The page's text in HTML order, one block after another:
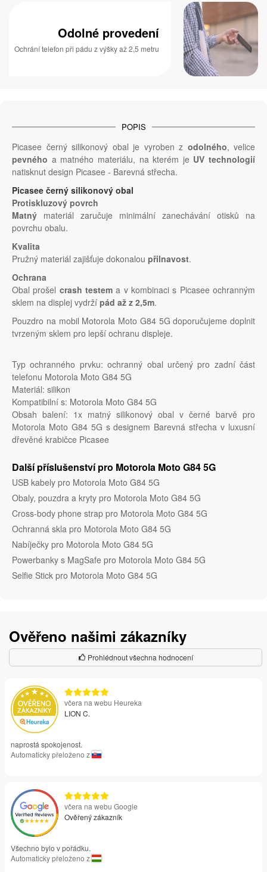
Odolné provedení
Ochrání telefon při pádu z výšky až 2,5 metru
POPIS
Picasee černý silikonový obal je vyroben z odolného, velice
pevného a matného materiálu, na kterém je UV technologií
natisknut design Picasee - Barevná střecha.
Picasee černý silikonový obal
Protiskluzový povrch
Matný materiál zaručuje minimální zanechávání otisků na
povrchu obalu.
Kvalita
Pružný materiál zajišťuje dokonalou přilnavost.
Ochrana
Obal prošel crash testem a v kombinaci s Picasee ochranným
sklem na displej vydrží pád až z 2,5m.
Pouzdro na mobil Motorola Moto G84 5G doporučujeme doplnit
tvrzeným sklem pro lepší ochranu displeje.
Typ ochranného prvku: ochranný obal určený pro zadní část
telefonu Motorola Moto G84 5G
Materiál: silikon
Kompatibilní s: Motorola Moto G84 5G
Obsah balení: 1x matný silikonový obal v černé barvě pro
Motorola Moto G84 5G s designem Barevná střecha v luxusní
dřevěné krabičce Picasee
Další příslušenství pro Motorola Moto G84 5G
USB kabely pro Motorola Moto G84 5G
Obaly, pouzdra a kryty pro Motorola Moto G84 5G
Cross-body phone strap pro Motorola Moto G84 5G
Ochranná skla pro Motorola Moto G84 5G
Nabíječky pro Motorola Moto G84 5G
Powerbanky s MagSafe pro Motorola Moto G84 5G
Selfie Stick pro Motorola Moto G84 5G
Ověřeno našimi zákazníky
Prohlédnout všechna hodnocení
včera na webu Heureka
LION C.
naprostá spokojenost.
Automaticky přeloženo z
včera na webu Google
Ověřený zákazník
Všechno bylo v pořádku.
Automaticky přeloženo z